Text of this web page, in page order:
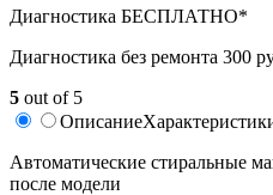
Диагностика БЕСПЛАТНО*
Диагностика без ремонта 300
5 out of 5
Описание
Автоматические стиральные
после модели